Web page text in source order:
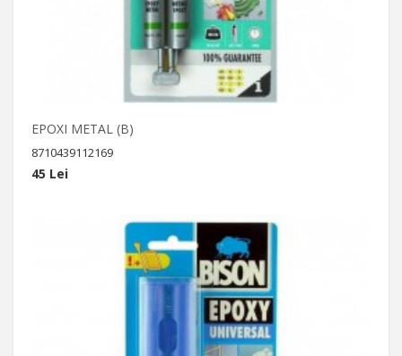
EPOXI METAL (B)
8710439112169
45 Lei